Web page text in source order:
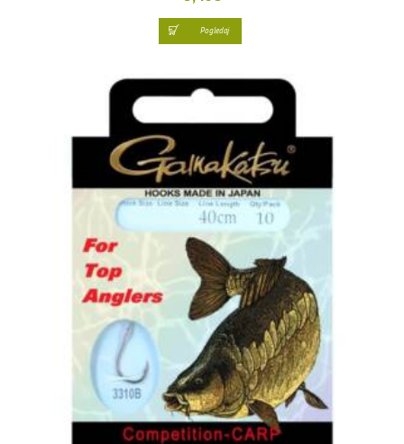
Pogledaj